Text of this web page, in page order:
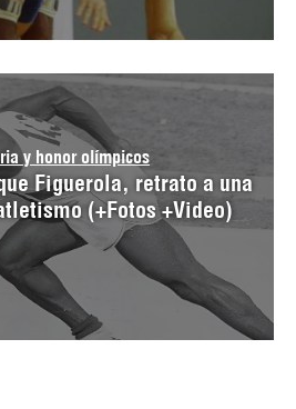
y honor olímpicos
Figuerola, retrato a una
(+Fotos +Video)